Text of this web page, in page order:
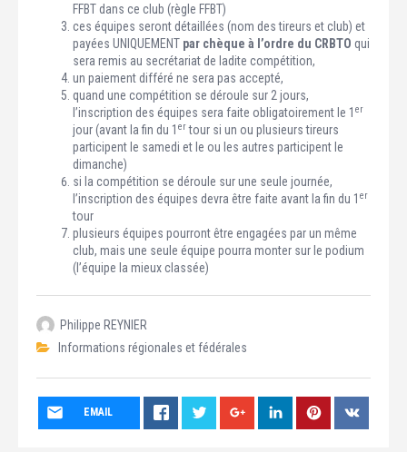
FFBT dans ce club (règle FFBT)
ces équipes seront détaillées (nom des tireurs et club) et
payées UNIQUEMENT par chèque à l’ordre du CRBTO qui
sera remis au secrétariat de ladite compétition,
un paiement différé ne sera pas accepté,
quand une compétition se déroule sur 2 jours,
l’inscription des équipes sera faite obligatoirement le 1 er
jour (avant la fin du 1 ertour si un ou plusieurs tireurs
participent le samedi et le ou les autres participent le
dimanche)
si la compétition se déroule sur une seule journée,
l’inscription des équipes devra être faite avant la fin du 1 er
tour
plusieurs équipes pourront être engagées par un même
club, mais une seule équipe pourra monter sur le podium
(l’équipe la mieux classée)
Philippe REYNIER
Informations régionales et fédérales
EMAIL